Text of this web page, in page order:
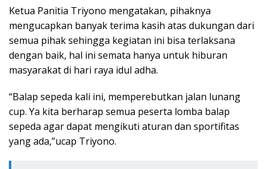
Ketua Panitia Triyono mengatakan, pihaknya
mengucapkan banyak terima kasih atas dukungan dari
semua pihak sehingga kegiatan ini bisa terlaksana
dengan baik, hal ini semata hanya untuk hiburan
masyarakat di hari raya idul adha.
“Balap sepeda kali ini, memperebutkan jalan lunang
cup. Ya kita berharap semua peserta lomba balap
sepeda agar dapat mengikuti aturan dan sportifitas
yang ada,”ucap Triyono.